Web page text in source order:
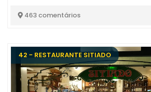
463 comentários
42 - RESTAURANTE SITIADO